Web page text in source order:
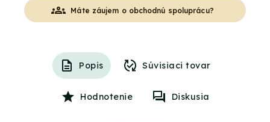
groups Máte záujem o obchodnú spoluprácu?
Popis Súvisiaci tovar
Hodnotenie Diskusia